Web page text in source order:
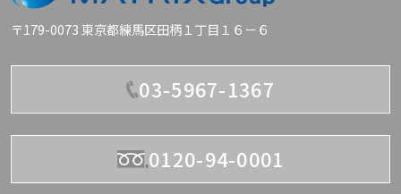
〒179-0073 東京都練馬区田柄１丁目１６－６
03-5967-1367
0120-94-0001